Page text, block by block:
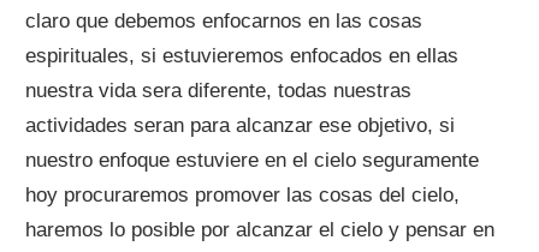
claro que debemos enfocarnos en las cosas
espirituales, si estuvieremos enfocados en ellas
nuestra vida sera diferente, todas nuestras
actividades seran para alcanzar ese objetivo, si
nuestro enfoque estuviere en el cielo seguramente
hoy procuraremos promover las cosas del cielo,
haremos lo posible por alcanzar el cielo y pensar en